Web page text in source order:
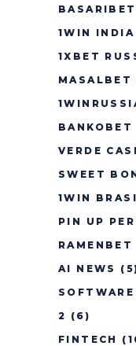
BASARIBET
1WIN INDIA
1XBET
MASALBET
BANKOBET
VERDE
SWEET
1WIN
PIN UP
RAMENBET
AI NEWS
2 (6)
FINTECH